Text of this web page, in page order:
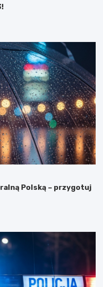
Polską – przygotuj